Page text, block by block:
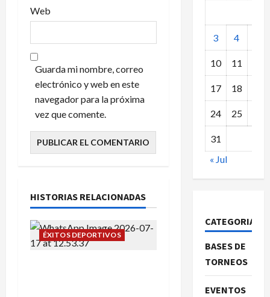
s
Web
Guarda mi nombre, correo
electrónico y web en este
navegador para la próxima
vez que comente.
HISTORIAS RELACIONADAS
ÉXITOS DEPORTIVOS
3 4
10 11
17 18
24 25
31
« Jul
CATEGORIAS
BASES DE
TORNEOS
EVENTOS